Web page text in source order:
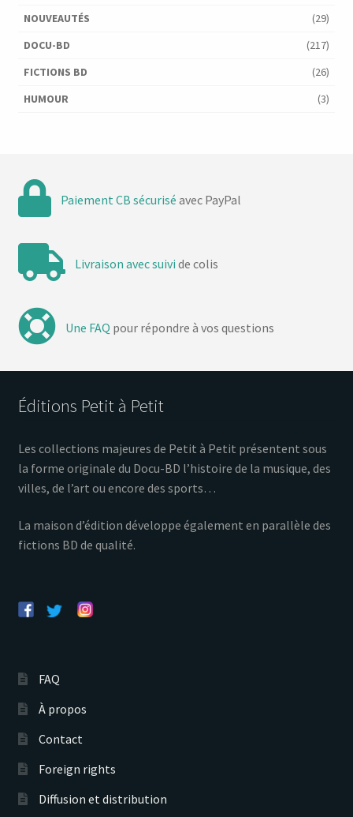
NOUVEAUTÉS
(29)
DOCU-BD
(217)
FICTIONS BD
(26)
HUMOUR
(3)
Paiement CB sécurisé avec PayPal
Livraison avec suivi de colis
Une FAQ pour répondre à vos questions
Éditions Petit à Petit
Les collections majeures de Petit à Petit présentent sous
la forme originale du Docu-BD l’histoire de la musique, des
villes, de l’art ou encore des sports…
La maison d’édition développe également en parallèle des
fictions BD de qualité.
FAQ
À propos
Contact
Foreign rights
Diffusion et distribution